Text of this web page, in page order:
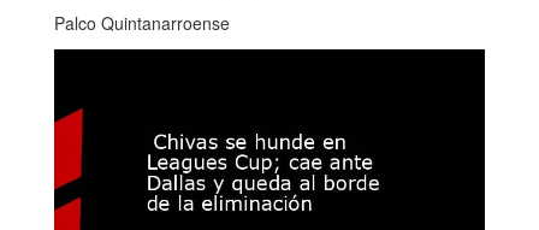
Palco Quintanarroense